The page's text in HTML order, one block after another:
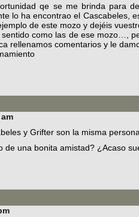
qe se me brinda para
lo ha encontrao el Cascabeles,
de este mozo y dejéis
como las de ese mozo…,
rellenamos comentarios y le
y Grifter son la misma
de una bonita amistad? ¿Acaso